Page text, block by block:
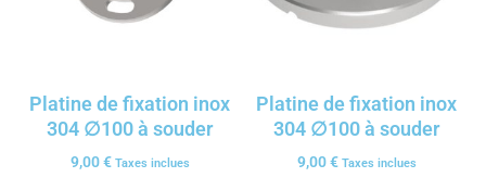
Platine de fixation inox
304 ∅100 à souder
9,00€ Taxes inclues
Platine de fixation inox
304 ∅100 à souder
9,00€ Taxes inclues